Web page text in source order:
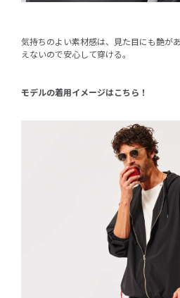
気持ちのよい素材感は、見た目にも艶が
えないので安心して穿ける。
モデルの着用イメージはこちら！